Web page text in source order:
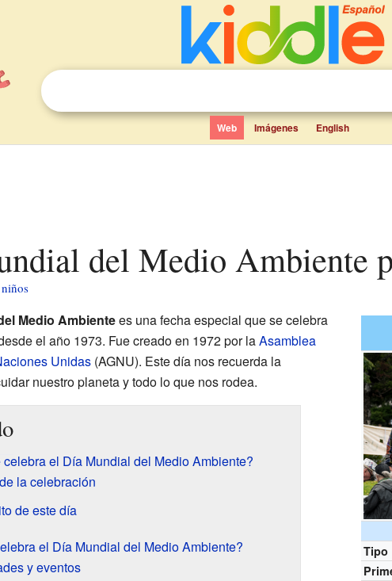
Web Imágenes English
del Medio Ambiente
Tipo
Medio Ambientees una fecha especial que se celebra
el año 1973. Fue creado en 1972 por laAsamblea
Unidas(AGNU). Este día nos recuerda la
nuestro planeta y todo lo que nos rodea.
celebra el Día Mundial del Medio Ambiente?
la celebración
de este día
el Día Mundial del Medio Ambiente?
y eventos